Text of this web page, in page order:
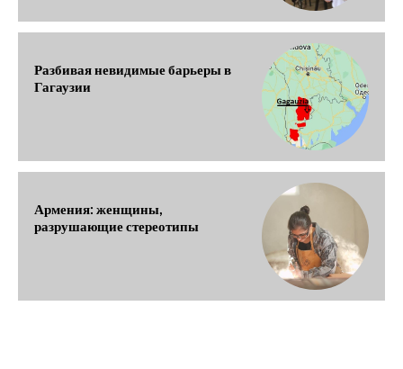
Разбивая невидимые барьеры в
Гагаузии
Армения: женщины,
разрушающие стереотипы